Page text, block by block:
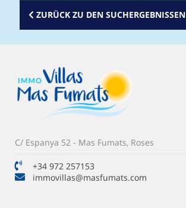
ZURÜCK ZU DEN SUCHERGEBNISSEN
C/ Espanya 52 - Mas Fumats, Roses
+34 972 257153
immovillas@masfumats.com